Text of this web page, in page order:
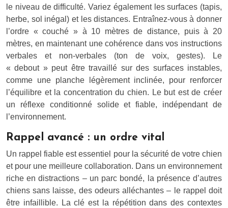
le niveau de difficulté. Variez également les surfaces (tapis,
herbe, sol inégal) et les distances. Entraînez-vous à donner
l’ordre « couché » à 10 mètres de distance, puis à 20
mètres, en maintenant une cohérence dans vos instructions
verbales et non-verbales (ton de voix, gestes). Le
« debout » peut être travaillé sur des surfaces instables,
comme une planche légèrement inclinée, pour renforcer
l’équilibre et la concentration du chien. Le but est de créer
un réflexe conditionné solide et fiable, indépendant de
l’environnement.
Rappel avancé : un ordre vital
Un rappel fiable est essentiel pour la sécurité de votre chien
et pour une meilleure collaboration. Dans un environnement
riche en distractions – un parc bondé, la présence d’autres
chiens sans laisse, des odeurs alléchantes – le rappel doit
être infaillible. La clé est la répétition dans des contextes